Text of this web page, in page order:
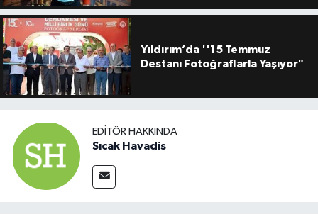
Yıldırım’da ''15 Temmuz
Destanı Fotoğraflarla Yaşıyor"
EDITÖR HAKKINDA
Sıcak Havadis